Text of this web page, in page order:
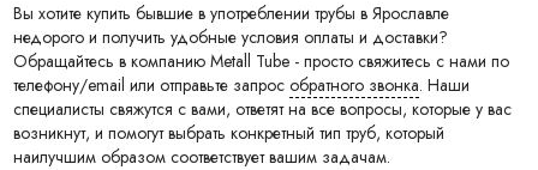
Вы хотите купить бывшие в употреблении трубы в Ярославле
недорого и получить удобные условия оплаты и доставки?
Обращайтесь в компанию Metall Tube - просто свяжитесь с нами по
телефону/email или отправьте запрособратного звонка. Наши
специалисты свяжутся с вами, ответят на все вопросы, которые у вас
возникнут, и помогут выбрать конкретный тип труб, который
наилучшим образом соответствует вашим задачам.